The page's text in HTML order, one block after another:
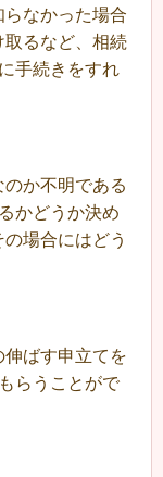
なかった場合
取るなど、相続
手続きをすれ
か不明である
かどうか決め
場合にはどう
ばす申立てを
らうことがで